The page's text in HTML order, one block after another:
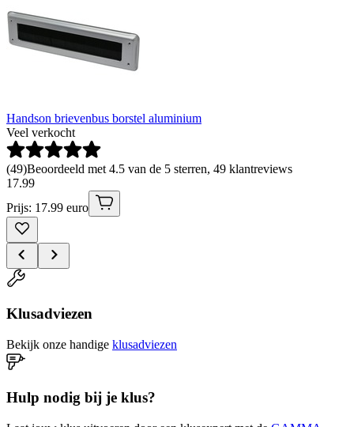
Handson brievenbus borstel aluminium
Veel verkocht
(49)Beoordeeld met 4.5 van de 5 sterren, 49 klantreviews
17.99
Prijs: 17.99 euro
Klusadviezen
Bekijk onze handige klusadviezen
Hulp nodig bij je klus?